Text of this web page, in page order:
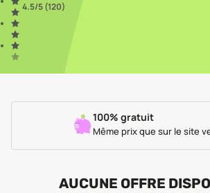
4.5/5 (120)
100% gratuit
Même prix que sur le site
AUCUNE OFFRE